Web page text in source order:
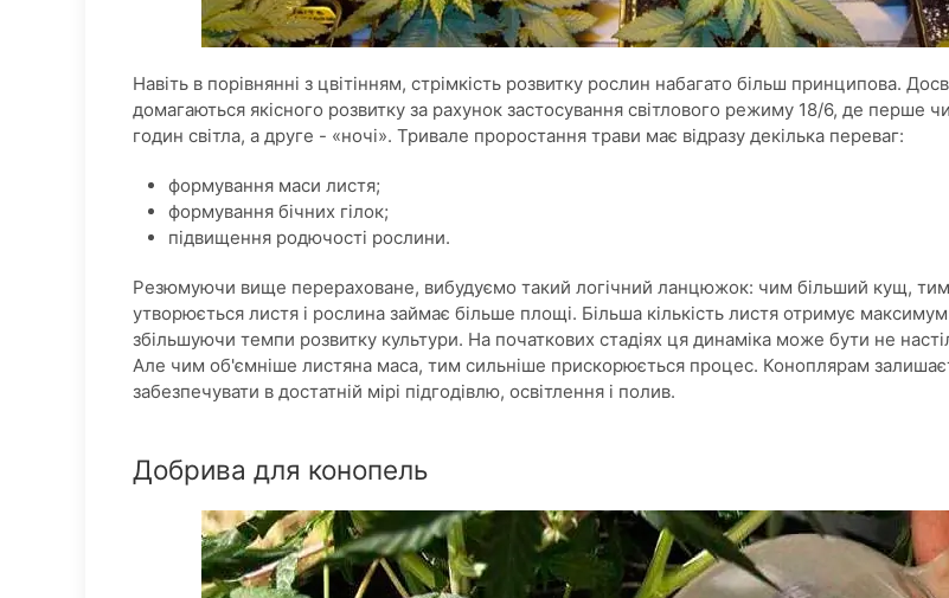
Навіть в порівнянні з цвітінням, стрімкість розвитку рослин набагато більш принципова.
домагаються якісного розвитку за рахунок застосування світлового режиму 18/6, де перше
годин світла, а друге - «ночі». Тривале проростання трави має відразу декілька переваг:
формування маси листя;
формування бічних гілок;
підвищення родючості рослини.
Резюмуючи вище перераховане, вибудуємо такий логічний ланцюжок: чим більший кущ,
утворюється листя і рослина займає більше площі. Більша кількість листя отримує максимум
збільшуючи темпи розвитку культури. На початкових стадіях ця динаміка може бути не
Але чим об'ємніше листяна маса, тим сильніше прискорюється процес. Коноплярам
забезпечувати в достатній мірі підгодівлю, освітлення і полив.
Добрива для конопель